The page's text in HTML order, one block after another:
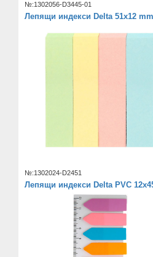
№:1302056-D3445-01
Лепящи индекси Delta 51х12
№:1302024-D2451
Лепящи индекси Delta PVC